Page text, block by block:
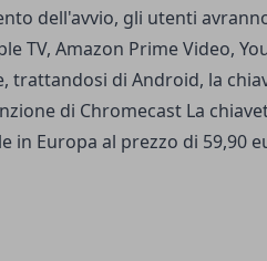
dell'avvio, gli utenti
TV, Amazon Prime Video,
trattandosi di Android, la
di Chromecast La
in Europa al prezzo di 59,90